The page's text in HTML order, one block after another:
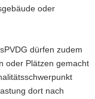
oder
dürfen zudem
oder Plätzen gemacht
dort nach